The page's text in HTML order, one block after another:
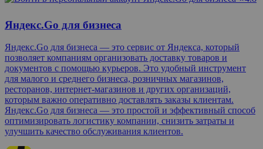
Яндекс.Go для бизнеса
Яндекс.Go для бизнеса — это сервис от Яндекса, который
позволяет компаниям организовать доставку товаров и
документов с помощью курьеров. Это удобный инструмент
для малого и среднего бизнеса, розничных магазинов,
ресторанов, интернет-магазинов и других организаций,
которым важно оперативно доставлять заказы клиентам.
Яндекс.Go для бизнеса — это простой и эффективный способ
оптимизировать логистику компании, снизить затраты и
улучшить качество обслуживания клиентов.